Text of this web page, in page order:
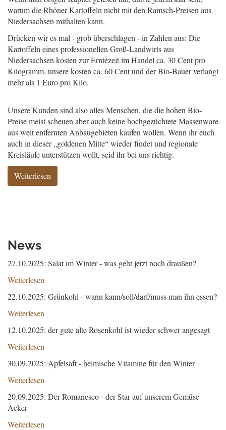
warum die Rhöner Kartoffeln nicht mit den Ramsch-Preisen aus
Niedersachsen mithalten kann.
Drücken wir es mal - grob überschlagen - in Zahlen aus: Die
Kartoffeln eines professionellen Groß-Landwirts aus
Niedersachsen kosten zur Erntezeit im Handel ca. 30 Cent pro
Kilogramm, unsere kosten ca. 60 Cent und der Bio-Bauer verlangt
mehr als 1 Euro pro Kilo.
Unsere Kunden sind also alles Menschen, die die hohen Bio-
Preise meist scheuen aber auch keine hochgezüchtete Massenware
aus weit entfernten Anbaugebieten kaufen wollen. Wenn ihr euch
auch in dieser „goldenen Mitte“ wieder findet und regionale
Kreisläufe unterstützen wollt, seid ihr bei uns richtig.
Weiterlesen
News
27.10.2025: Salat im Winter - was geht jetzt noch draußen?
Weiterlesen
22.10.2025: Grünkohl - wann kann/soll/darf/muss man ihn essen?
Weiterlesen
12.10.2025: der gute alte Rosenkohl ist wieder schwer angesagt
Weiterlesen
30.09.2025: Apfelsaft - heimische Vitamine für den Winter
Weiterlesen
20.09.2025: Der Romanesco - der Star auf unserem Gemüse
Acker
Weiterlesen